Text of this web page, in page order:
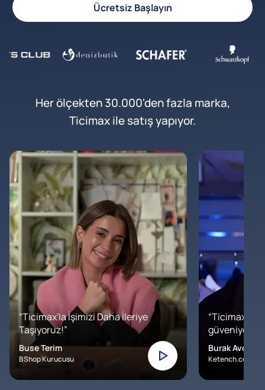
Ücretsiz Başlayın
Her ölçekten 30.000'den fazla marka,
Ticimax ile satış yapıyor.
“Ticimax'la İşimizi Daha İleriye
Taşıyoruz!”
Buse Terim
BShop Kurucusu
“Ticimax'a
Burak Avcılar
Ketench.com –